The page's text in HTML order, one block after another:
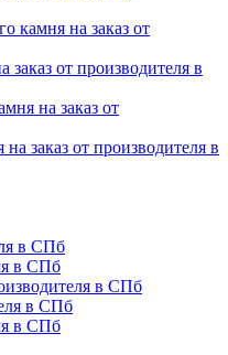
камня на заказ от
от производителя в
на заказ от
заказ от производителя в
в СПб
в СПб
в СПб
в СПб
в СПб